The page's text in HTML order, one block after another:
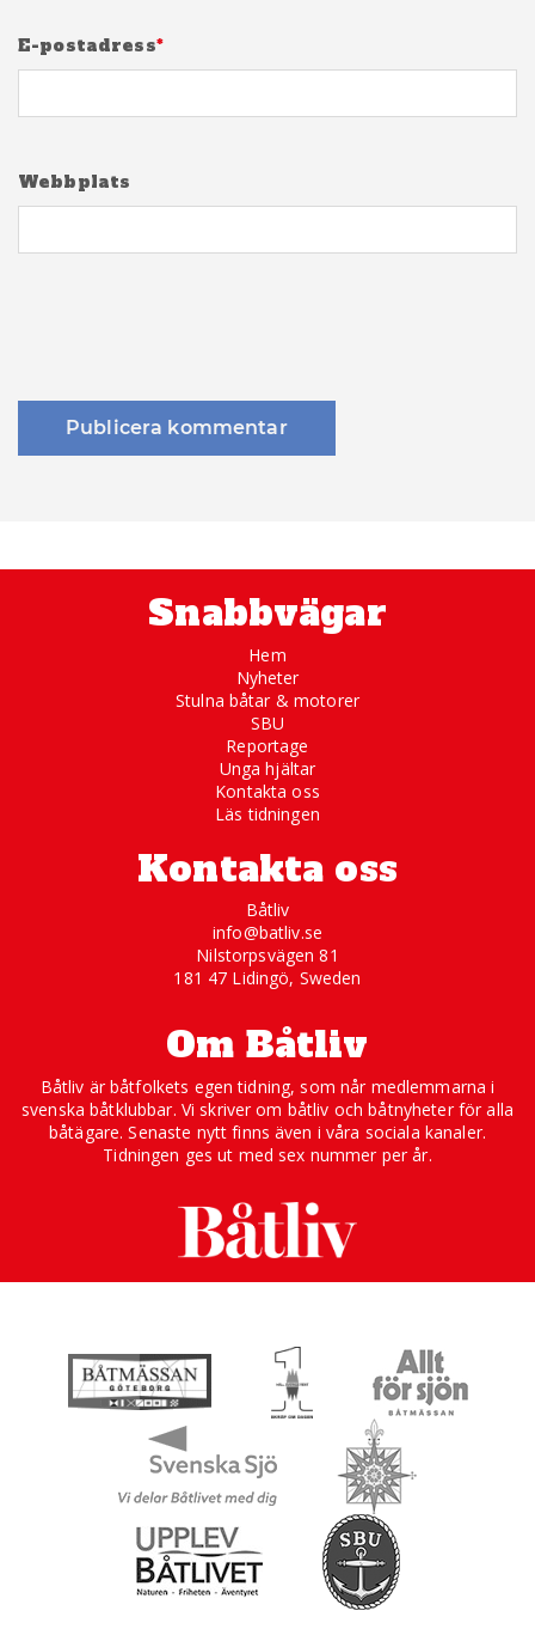
E-postadress*
Webbplats
Snabbvägar
Hem
Nyheter
Stulna båtar & motorer
SBU
Reportage
Unga hjältar
Kontakta oss
Läs tidningen
Kontakta oss
Båtliv
info@batliv.se
Nilstorpsvägen 81
181 47 Lidingö, Sweden
Om Båtliv
Båtliv är båtfolkets egen tidning, som når medlemmarna i
svenska båtklubbar. Vi skriver om båtliv och båtnyheter för alla
båtägare. Senaste nytt finns även i våra sociala kanaler.
Tidningen ges ut med sex nummer per år.